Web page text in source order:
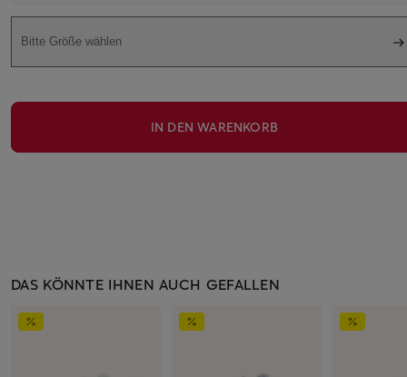
Bitte Größe wählen
IN DEN WARENKORB
DAS KÖNNTE IHNEN AUCH GEFALLEN